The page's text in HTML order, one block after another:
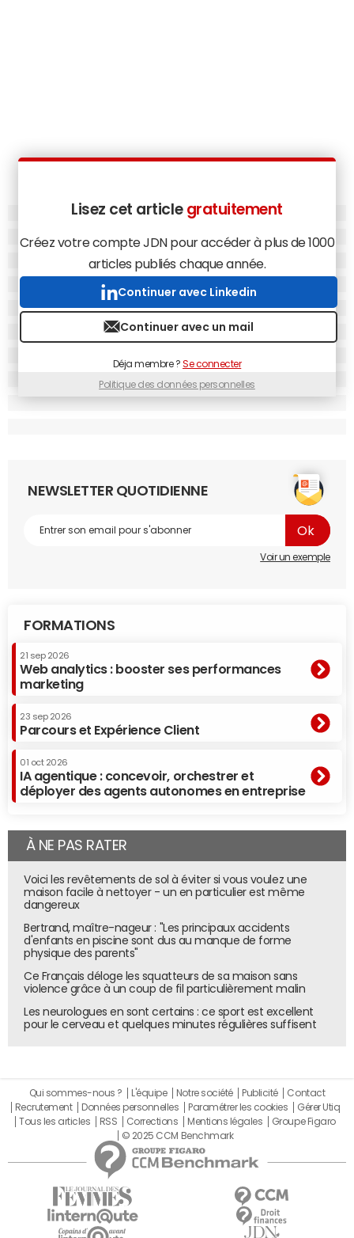
Lisez cet article gratuitement
Créez votre compte JDN pour accéder à plus de 1000
articles publiés chaque année.
Continuer avec Linkedin
Continuer avec un mail
Déja membre ?Se connecter
Politique des données personnelles
NEWSLETTER QUOTIDIENNE
Voir un exemple
FORMATIONS
21 sep 2026
Web analytics : booster ses performances
marketing
23 sep 2026
Parcours et Expérience Client
01 oct 2026
IA agentique : concevoir, orchestrer et
déployer des agents autonomes en entreprise
À NE PAS RATER
Voici les revêtements de sol à éviter si vous voulez une
maison facile à nettoyer - un en particulier est même
dangereux
Bertrand, maître-nageur : "Les principaux accidents
d'enfants en piscine sont dus au manque de forme
physique des parents"
Ce Français déloge les squatteurs de sa maison sans
violence grâce à un coup de fil particulièrement malin
Les neurologues en sont certains : ce sport est excellent
pour le cerveau et quelques minutes régulières suffisent
Qui sommes-nous ? L'équipe Notre société Publicité
Contact
Recrutement
Données personnelles Paramétrer les cookies
Gérer Utiq
Tous les articles
RSS Corrections Mentions légales
Groupe Figaro
© 2025 CCM Benchmark